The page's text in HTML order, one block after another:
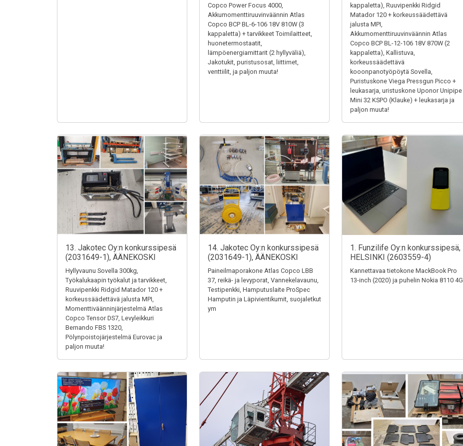
Copco Power Focus 4000,
Akkumomenttiruuvinväännin Atlas
Copco BCP BL-6-106 18V 810W (3
kappaletta) + tarvikkeet Toimilaitteet,
huonetermostaatit,
lämpöenergiamittarit (2 hyllyväliä),
Jakotukit, puristusosat, liittimet,
venttiilit, ja paljon muuta!
kappaletta), Ruuvipenkki Ridgid
Matador 120 + korkeussäädettävä
jalusta MPI,
Akkumomenttiruuvinväännin Atlas
Copco BCP BL-12-106 18V 870W (2
kappaletta), Kallistuva,
korkeussäädettävä
kooonpanotyöpöytä Sovella,
Puristuskone Viega Pressgun Picco +
leukasarja, uristuskone Uponor Unipipe
Mini 32 KSPO (Klauke) + leukasarja ja
paljon muuta!
13. Jakotec Oy:n konkurssipesä
(2031649-1), ÄÄNEKOSKI
Hyllyvaunu Sovella 300kg,
Työkalukaapin työkalut ja tarvikkeet,
Ruuvipenkki Ridgid Matador 120 +
korkeussäädettävä jalusta MPI,
Momenttiväänninjärjestelmä Atlas
Copco Tensor DS7, Levyleikkuri
Bernando FBS 1320,
Pölynpoistojärjestelmä Eurovac ja
paljon muuta!
14. Jakotec Oy:n konkurssipesä
(2031649-1), ÄÄNEKOSKI
Paineilmaporakone Atlas Copco LBB
37, reikä- ja levyporat, Vannekelavaunu,
Testipenkki, Hamputuslaite ProSpec
Hamputin ja Läpivientikumit, suojaletkut
ym
1. Funzilife Oy:n konkurssipesä,
HELSINKI (2603559-4)
Kannettavaa tietokone MackBook Pro
13-inch (2020) ja puhelin Nokia 8110 4G